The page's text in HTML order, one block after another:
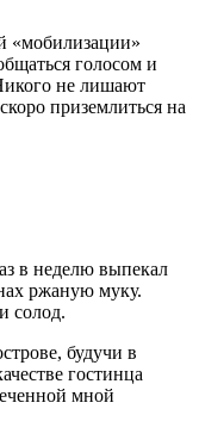
«мобилизации»
голосом и
не лишают
приземлиться на
в неделю выпекал
ржаную муку.
солод.
будучи в
гостинца
мной